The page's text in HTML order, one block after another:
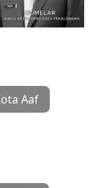
Aaf